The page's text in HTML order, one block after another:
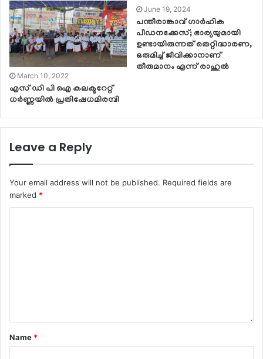
March 10, 2022
എസ് ഡി പി ഐ കലക്ടറേറ്റ്
ധർണ്ണയിൽ പ്രതിഷേധമിരമ്പി
June 19, 2024
പന്തീരാങ്കാവ് ഗാര്‍ഹിക
പീഡനക്കേസ്; ഭാര്യയുമായി
ഉണ്ടായിരുന്നത് തെറ്റിദ്ധാരണ,
ഒരുമിച്ച് ജീവിക്കാനാണ്
തീരുമാനം എന്ന് രാഹുല്‍
Leave a Reply
Your email address will not be published. Required fields are
marked *
Name *